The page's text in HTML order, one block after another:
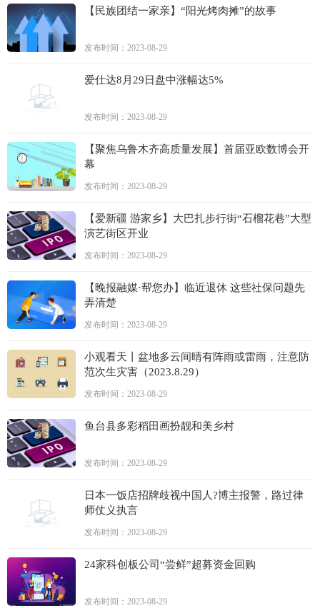
【民族团结一家亲】“阳光烤肉摊”的故事
发布时间：2023-08-29
爱仕达8月29日盘中涨幅达5%
发布时间：2023-08-29
【聚焦乌鲁木齐高质量发展】首届亚欧数博会开
幕
发布时间：2023-08-29
【爱新疆 游家乡】大巴扎步行街“石榴花巷”大型
演艺街区开业
发布时间：2023-08-29
【晚报融媒·帮您办】临近退休 这些社保问题先
弄清楚
发布时间：2023-08-29
小观看天丨盆地多云间晴有阵雨或雷雨，注意防
范次生灾害（2023.8.29）
发布时间：2023-08-29
鱼台县多彩稻田画扮靓和美乡村
发布时间：2023-08-29
日本一饭店招牌歧视中国人?博主报警，路过律
师仗义执言
发布时间：2023-08-29
24家科创板公司“尝鲜”超募资金回购
发布时间：2023-08-29